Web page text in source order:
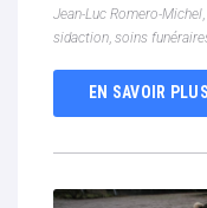
Jean-Luc Romero-Michel,
sidaction, soins
EN SAVOIR PLUS